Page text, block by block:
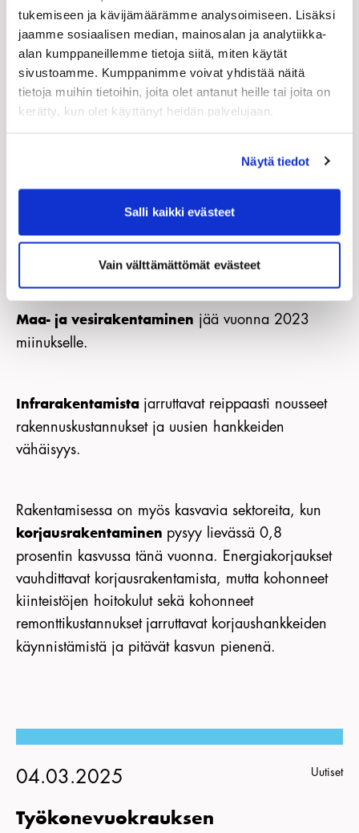
tukemiseen ja kävijämäärämme analysoimiseen. Lisäksi
jaamme sosiaalisen median, mainosalan ja analytiikka-
alan kumppaneillemme tietoja siitä, miten käytät
sivustoamme. Kumppanimme voivat yhdistää näitä
tietoja muihin tietoihin, joita olet antanut heille tai joita on
kerätty, kun olet käyttänyt heidän palvelujaan.
Näytä tiedot
Salli kaikki evästeet
Vain välttämättömät evästeet
enemmän, kun sijoitusasunnoiksi rakennettujen
yksiöiden määrä putoaa erityisen paljon.
Toimitilarakentamisen määrä jäi
investointien osalta näyttää jatkuvan kohtalaisen
hyvänä. Toimitilarakentamisessa on alkamassa
runsaasti vihreään siirtymään liittyviä hankkeita.
Myös julkisia palvelurakennuksia rakennetaan
Maa- ja vesirakentaminen jää vuonna 2023
miinukselle.
Infrarakentamista jarruttavat reippaasti nousseet
rakennuskustannukset ja uusien hankkeiden
vähäisyys.
Rakentamisessa on myös kasvavia sektoreita, kun
korjausrakentaminen pysyy lievässä 0,8
prosentin kasvussa tänä vuonna. Energiakorjaukset
vauhdittavat korjausrakentamista, mutta kohonneet
kiinteistöjen hoitokulut sekä kohonneet
remonttikustannukset jarruttavat korjaushankkeiden
käynnistämistä ja pitävät kasvun pienenä.
04.03.2025 Uutiset
Työkonevuokrauksen